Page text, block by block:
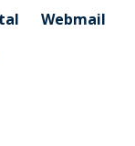
Webmail